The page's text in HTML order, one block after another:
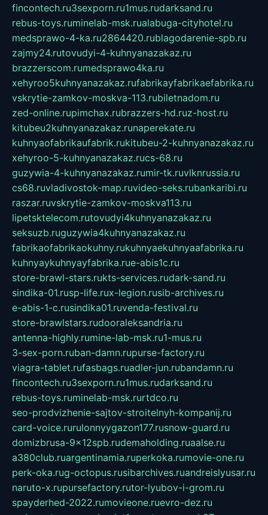
fincontech.ru3sexporn.ru1mus.rudarksand.ru
rebus-toys.ruminelab-msk.rualabuga-cityhotel.ru
medsprawo-4-ka.ru2864420.rublagodarenie-spb.ru
zajmy24.rutovudyi-4-kuhnyanazakaz.ru
brazzerscom.rumedsprawo4ka.ru
xehyroo5kuhnyanazakaz.rufabrikayfabrikaefabrika.ru
vskrytie-zamkov-moskva-113.rubiletnadom.ru
zed-online.rupimchax.rubrazzers-hd.ruz-host.ru
kitubeu2kuhnyanazakaz.runaperekate.ru
kuhnyaofabrikaufabrik.rukitubeu-2-kuhnyanazakaz.ru
xehyroo-5-kuhnyanazakaz.rucs-68.ru
guzywia-4-kuhnyanazakaz.rumir-tk.ruvlknrussia.ru
cs68.ruvladivostok-map.ruvideo-seks.rubankaribi.ru
raszar.ruvskrytie-zamkov-moskva113.ru
lipetsktelecom.rutovudyi4kuhnyanazakaz.ru
seksuzb.ruguzywia4kuhnyanazakaz.ru
fabrikaofabrikaokuhny.rukuhnyaekuhnyaafabrika.ru
kuhnyaykuhnyayfabrika.rue-abis1c.ru
store-brawl-stars.rukts-services.rudark-sand.ru
sindika-01.rusp-life.rux-legion.rusib-archives.ru
e-abis-1-c.rusindika01.ruvenda-festival.ru
store-brawlstars.rudooraleksandria.ru
antenna-highly.rumine-lab-msk.ru1-mus.ru
3-sex-porn.ruban-damn.rupurse-factory.ru
viagra-tablet.rufasbags.ruadler-jun.rubandamn.ru
fincontech.ru3sexporn.ru1mus.rudarksand.ru
rebus-toys.ruminelab-msk.rurtdco.ru
seo-prodvizhenie-sajtov-stroitelnyh-kompanij.ru
card-voice.rurulonnyygazon177.rusnow-guard.ru
domizbrusa-9x12spb.rudemaholding.ruaalse.ru
a380club.ruargentinamia.ruperkoka.rumovie-one.ru
perk-oka.rug-octopus.rusibarchives.ruandreislyusar.ru
naruto-x.rupursefactory.rutor-lyubov-i-grom.ru
spayderhed-2022.rumovieone.ruevro-dez.ru